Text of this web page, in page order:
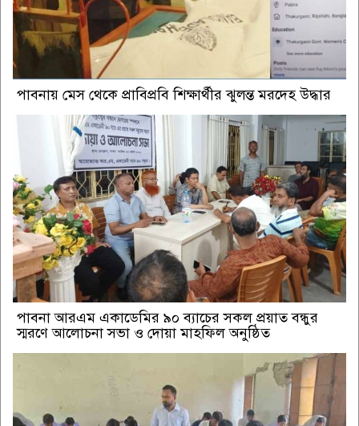
পাবনায় মেস থেকে প্রাবিপ্রবি শিক্ষার্থীর ঝুলন্ত মরদেহ উদ্ধার
পাবনা আরএম একাডেমির ৯০ ব্যাচের সকল প্রয়াত বন্ধুর
স্মরণে আলোচনা সভা ও দোয়া মাহফিল অনুষ্ঠিত